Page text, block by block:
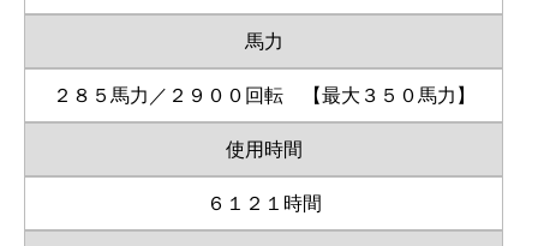
馬力
２８５馬力／２９００回転 【最大３５０馬力】
使用時間
６１２１時間